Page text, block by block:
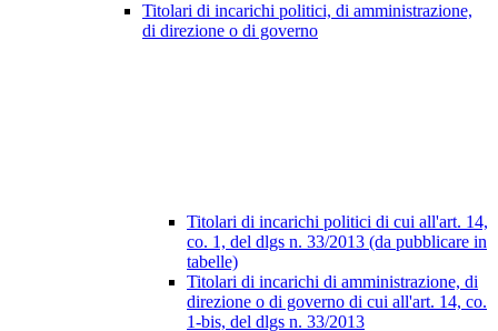
Titolari di incarichi politici, di amministrazione,
di direzione o di governo
Titolari di incarichi politici di cui all'art. 14,
co. 1, del dlgs n. 33/2013 (da pubblicare in
tabelle)
Titolari di incarichi di amministrazione, di
direzione o di governo di cui all'art. 14, co.
1-bis, del dlgs n. 33/2013